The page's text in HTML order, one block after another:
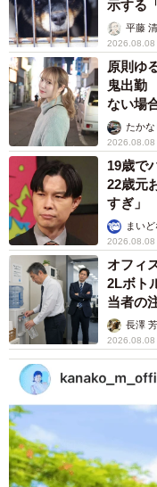
示する
平藤
2026.08.08
原則ゆ
鬼出勤
ない場
ストに
たか
2026.08.08
19歳で
22歳元
すぎ」
まい
2026.08.08
オフィ
2Lボト
当者の
説】長澤
2026.08.08